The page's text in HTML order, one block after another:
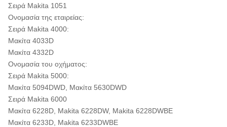
Σειρά Makita 1051
Ονομασία της εταιρείας:
Σειρά Makita 4000:
Μακίτα 4033D
Μακίτα 4332D
Ονομασία του οχήματος:
Σειρά Makita 5000:
Μακίτα 5094DWD, Μακίτα 5630DWD
Σειρά Makita 6000
Μακίτα 6228D, Makita 6228DW, Makita 6228DWBE
Μακίτα 6233D, Makita 6233DWBE